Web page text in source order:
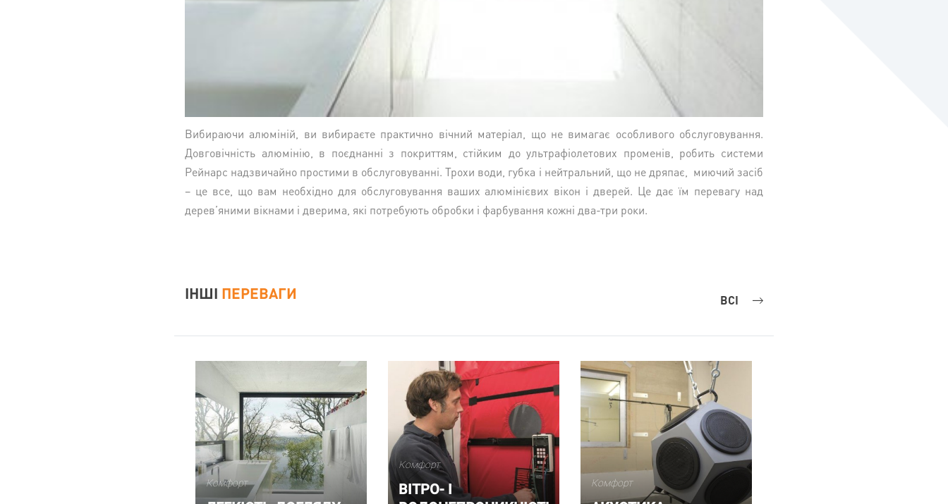
Вибираючи алюміній, ви вибираєте практично вічний матеріал, що не вимагає особливого обслуговування.
Довговічність алюмінію, в поєднанні з покриттям, стійким до ультрафіолетових променів, робить системи
Рейнарс надзвичайно простими в обслуговуванні. Трохи води, губка і нейтральний, що не дряпає, миючий засіб
– це все, що вам необхідно для обслуговування ваших алюмінієвих вікон і дверей. Це дає їм перевагу над
дерев’яними вікнами і дверима, які потребують обробки і фарбування кожні два-три роки.
ІНШІ ПЕРЕВАГИ ВСІ
Комфорт
Комфорт
ВІТРО- І
Комфорт